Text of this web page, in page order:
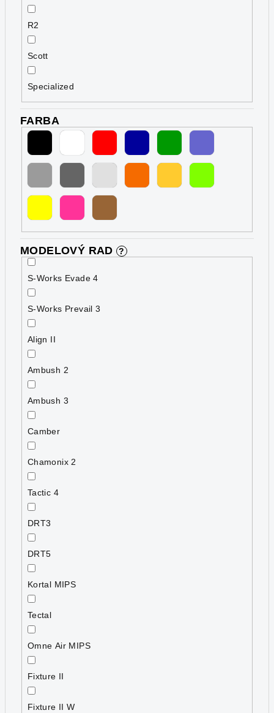
R2
Scott
Specialized
FARBA
MODELOVÝ RAD ?
S-Works Evade 4
S-Works Prevail 3
Align II
Ambush 2
Ambush 3
Camber
Chamonix 2
Tactic 4
DRT3
DRT5
Kortal MIPS
Tectal
Omne Air MIPS
Fixture II
Fixture II W